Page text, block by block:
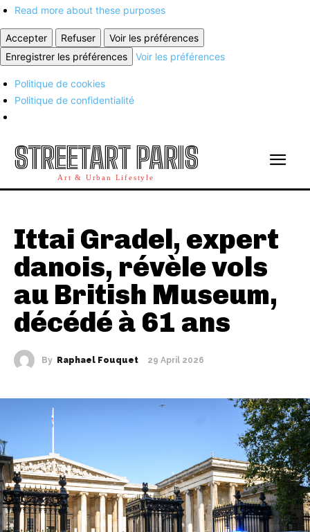
Read more about these purposes
Accepter Refuser
Voir les préférences
Enregistrer les préférences
Voir les préférences
Politique de cookies
Politique de confidentialité
STREETART PARIS
Art & Urban Lifestyle
Ittai Gradel, expert
danois, révèle vols
au British Museum,
décédé à 61 ans
By Raphael Fouquet 29 April 2026